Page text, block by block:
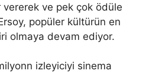
vererek ve pek çok ödüle
popüler kültürün en
olmaya devam ediyor.
izleyiciyi sinema